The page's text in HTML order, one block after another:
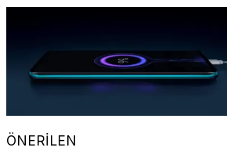
ÖNERİLEN